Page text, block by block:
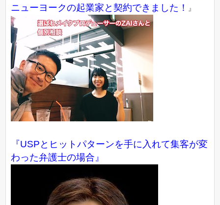
ニューヨークの起業家と契約できました！
』
『USPとヒットパターンを手に入れて集客が変
わった弁護士の場合』